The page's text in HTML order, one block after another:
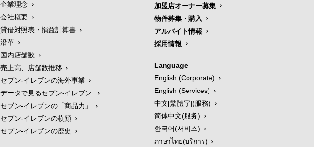
企業理念
会社概要
貸借対照表・損益計算書
沿革
国内店舗数
売上高、店舗数推移
セブン‐イレブンの海外事業
データで見るセブン‐イレブン
セブン‐イレブンの「商品力」
セブン-イレブンの横顔
セブン-イレブンの歴史
加盟店オーナー募集
物件募集・購入
アルバイト情報
採用情報
Language
English (Corporate)
English (Services)
中文[繁體字](服務)
简体中文(服务)
한국어(서비스)
ภาษาไทย(บริการ)